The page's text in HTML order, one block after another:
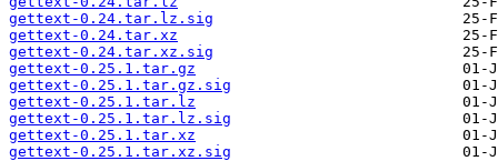
gettext-0.24.tar.lz.sig
gettext-0.24.tar.xz
gettext-0.24.tar.xz.sig
gettext-0.25.1.tar.gz
gettext-0.25.1.tar.gz.sig
gettext-0.25.1.tar.lz
gettext-0.25.1.tar.lz.sig
gettext-0.25.1.tar.xz
gettext-0.25.1.tar.xz.sig